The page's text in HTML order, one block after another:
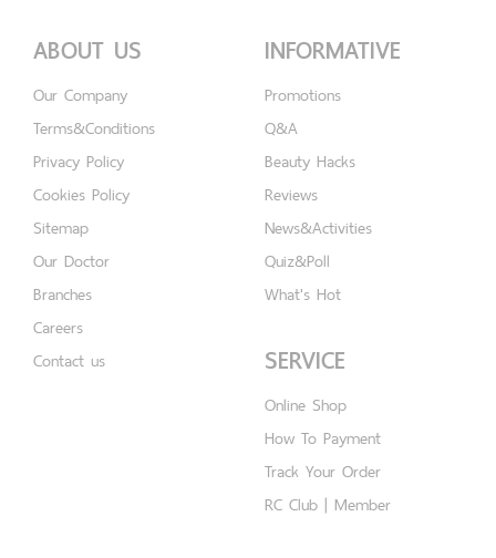
ABOUT US
Our Company
Terms&Conditions
Privacy Policy
Cookies Policy
Sitemap
Our Doctor
Branches
Careers
Contact us
INFORMATIVE
Promotions
Q&A
Beauty Hacks
Reviews
News&Activities
Quiz&Poll
What's Hot
SERVICE
Online Shop
How To Payment
Track Your Order
RC Club | Member